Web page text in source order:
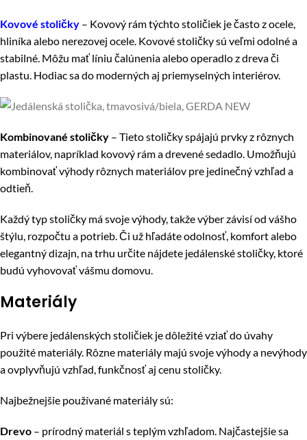
Kovové stoličky – Kovový rám týchto stoličiek je často z ocele,
hliníka alebo nerezovej ocele. Kovové stoličky sú veľmi odolné a
stabilné. Môžu mať líniu čalúnenia alebo operadlo z dreva či
plastu. Hodiac sa do moderných aj priemyselných interiérov.
Kombinované stoličky – Tieto stoličky spájajú prvky z rôznych
materiálov, napríklad kovový rám a drevené sedadlo. Umožňujú
kombinovať výhody rôznych materiálov pre jedinečný vzhľad a
odtieň.
Každý typ stoličky má svoje výhody, takže výber závisí od vášho
štýlu, rozpočtu a potrieb. Či už hľadáte odolnosť, komfort alebo
elegantný dizajn, na trhu určite nájdete jedálenské stoličky, ktoré
budú vyhovovať vášmu domovu.
Materiály
Pri výbere jedálenských stoličiek je dôležité vziať do úvahy
použité materiály. Rôzne materiály majú svoje výhody a nevýhody
a ovplyvňujú vzhľad, funkčnosť aj cenu stoličky.
Najbežnejšie používané materiály sú:
Drevo – prírodný materiál s teplým vzhľadom. Najčastejšie sa